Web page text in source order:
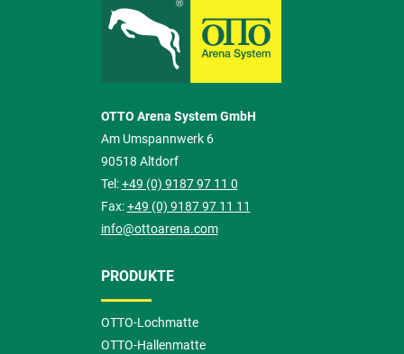
OTTO Arena System GmbH
Am Umspannwerk 6
90518 Altdorf
Tel:+49 (0) 9187 97 11 0
Fax:+49 (0) 9187 97 11 11
info@ottoarena.com
PRODUKTE
OTTO-Lochmatte
OTTO-Hallenmatte